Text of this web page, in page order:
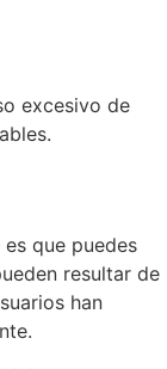
excesivo de
que puedes
resultar de
han